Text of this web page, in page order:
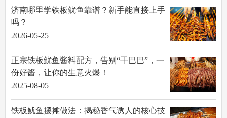
济南哪里学铁板鱿鱼靠谱？新手能直接上手
吗？
2026-05-25
正宗铁板鱿鱼酱料配方，告别“干巴巴”，一
份好酱，让你的生意火爆！
2025-08-05
铁板鱿鱼摆摊做法：揭秘香气诱人的核心技